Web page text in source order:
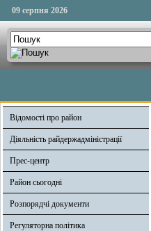
09 серпня 2026
Відомості про район
Діяльність райдержадміністрації
Прес-центр
Район сьогодні
Розпорядчі документи
Регуляторна політика